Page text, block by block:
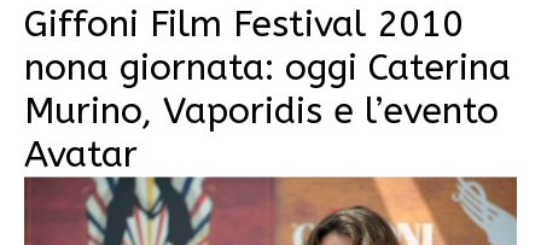
Giffoni Film Festival 2010
nona giornata: oggi Caterina
Murino, Vaporidis e l’evento
Avatar